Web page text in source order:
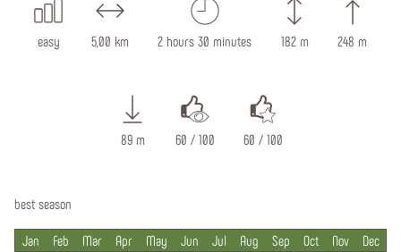
easy 5,00 km 2 hours 30 minutes 182 m 248 m
89 m 60 / 100 60 / 100
best season
Jan Feb Mar Apr May Jun Jul Aug Sep Oct Nov Dec